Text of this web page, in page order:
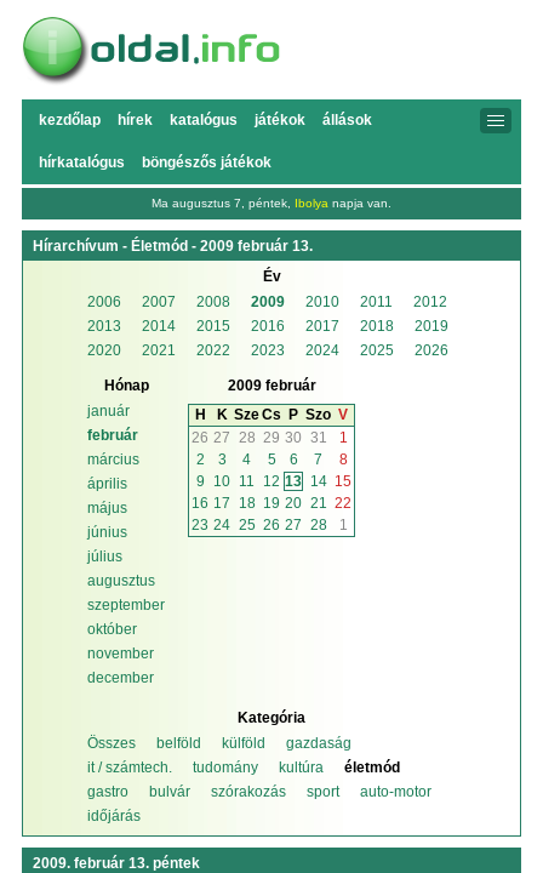
kezdőlap hírek katalógus játékok állások
hírkatalógus böngészős játékok
Ma augusztus 7, péntek, Ibolya napja van.
Hírarchívum - Életmód - 2009 február 13.
Év
2006
2007 2008 2009 2010 2011
2012
2013
2014 2015 2016 2017 2018
2019
2020
2021 2022 2023 2024 2025 2026
Hónap
január
február
március
április
május
június
július
augusztus
szeptember
október
november
december
2009 február
H
K SzeCs P Szo V
26 27 28 29 30 31
1
2
3 4 5 6 7
8
9
10 11 12 13 14 15
16 17 18 19 20 21
22
23 24 25 26 27 28 1
Kategória
Összes
belföld külföld
gazdaság
it / számtech.
tudomány kultúra
életmód
gastro
bulvár szórakozás sport
auto-motor
időjárás
2009. február 13. péntek